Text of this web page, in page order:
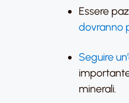
Essere
dovranno
Seguire
minerali.